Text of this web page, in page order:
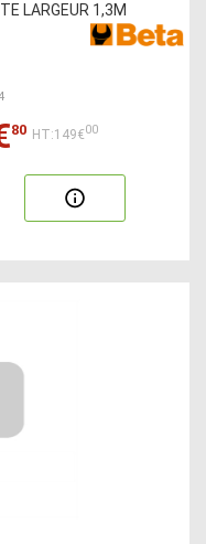
LARGEUR 1,3M
80 HT:149€00